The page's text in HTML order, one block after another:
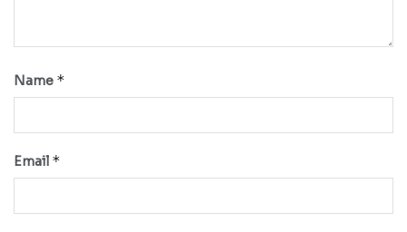
Name *
Email *